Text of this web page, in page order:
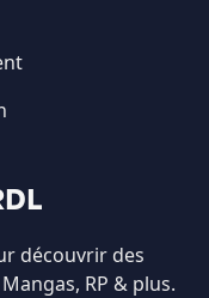
découvrir des
RP & plus.